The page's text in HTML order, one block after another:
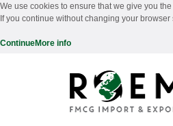
We use cookies to ensure that we give you
If you continue without changing your
ContinueMore info